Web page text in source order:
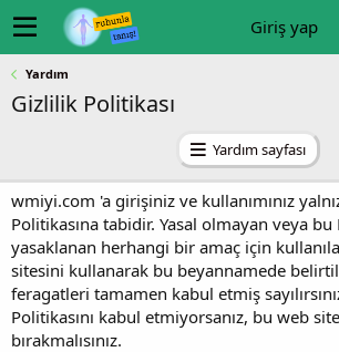
Giriş yap
Yardım
Gizlilik Politikası
Yardım sayfası
wmiyi.com 'a girişiniz ve kullanımınız
Politikasına tabidir. Yasal olmayan veya
yasaklanan herhangi bir amaç için
sitesini kullanarak bu beyannamede
feragatleri tamamen kabul etmiş
Politikasını kabul etmiyorsanız, bu web
bırakmalısınız.